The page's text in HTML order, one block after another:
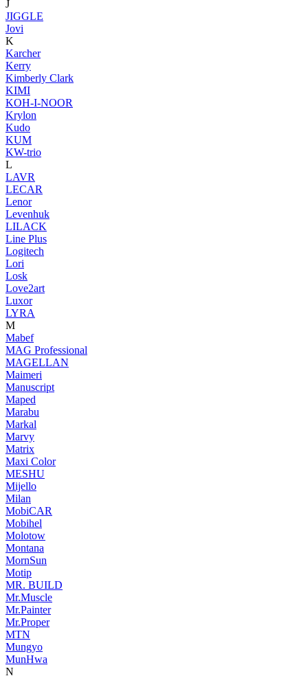
J
JIGGLE
Jovi
K
Karcher
Kerry
Kimberly Clark
KIMI
KOH-I-NOOR
Krylon
Kudo
KUM
KW-trio
L
LAVR
LECAR
Lenor
Levenhuk
LILACK
Line Plus
Logitech
Lori
Losk
Love2art
Luxor
LYRA
M
Mabef
MAG Professional
MAGELLAN
Maimeri
Manuscript
Maped
Marabu
Markal
Marvy
Matrix
Maxi Color
MESHU
Mijello
Milan
MobiCAR
Mobihel
Molotow
Montana
MornSun
Motip
MR. BUILD
Mr.Muscle
Mr.Painter
Mr.Proper
MTN
Mungyo
MunHwa
N